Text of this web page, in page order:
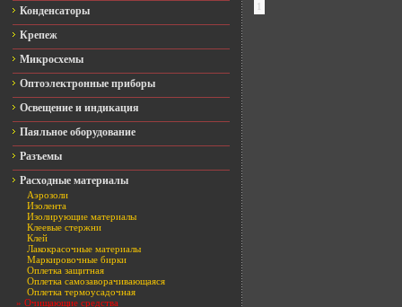
Конденсаторы
Крепеж
Микросхемы
Оптоэлектронные приборы
Освещение и индикация
Паяльное оборудование
Разъемы
Расходные материалы
Аэрозоли
Изолента
Изолирующие материалы
Клеевые стержни
Клей
Лакокрасочные материалы
Маркировочные бирки
Оплетка защитная
Оплетка самозаворачивающаяся
Оплетка термоусадочная
» Очищающие средства
1